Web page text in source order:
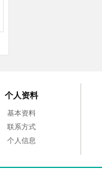
个人资料
基本资料
联系方式
个人信息